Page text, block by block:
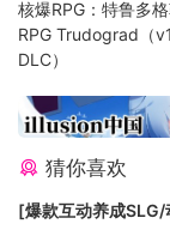
Destroy –
collapse
Loot –
weapons,
ranges
of
by
核爆RPG：特鲁多
RPG Trudograd（
DLC）
猜你喜欢
[爆款互动养成SLG/